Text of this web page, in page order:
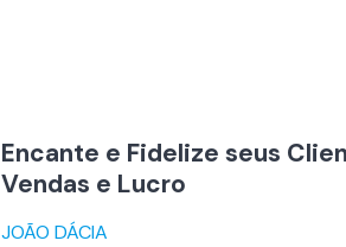
Encante e Fidelize seus
Vendas e Lucro
JOÃO DÁCIA